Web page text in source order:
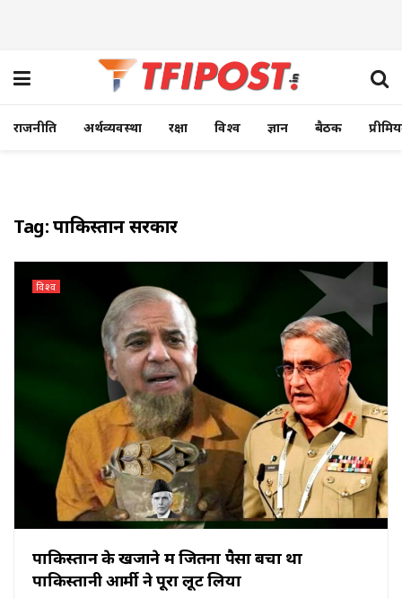
राजनीति अर्थव्यवस्था रक्षा विश्व ज्ञान बैठक
Tag:पाकिस्तान सरकार
विश्व
पाकिस्तान के खजाने में जितना पैसा बचा था
पाकिस्तानी आर्मी ने पूरा लूट लिया